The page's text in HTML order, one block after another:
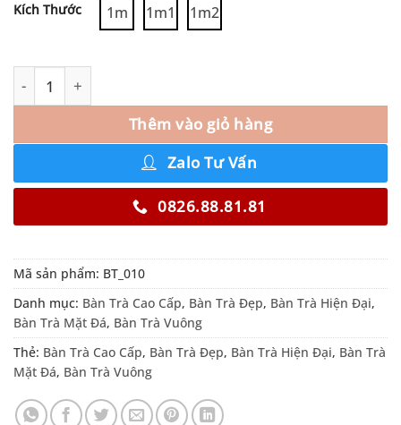
Kích Thước 1m 1m1 1m2
Thêm vào giỏ hàng
Zalo Tư Vấn
0826.88.81.81
Mã sản phẩm: BT_010
Danh mục: Bàn Trà Cao Cấp, Bàn Trà Đẹp, Bàn Trà Hiện Đại,
Bàn Trà Mặt Đá, Bàn Trà Vuông
Thẻ: Bàn Trà Cao Cấp, Bàn Trà Đẹp, Bàn Trà Hiện Đại, Bàn Trà
Mặt Đá, Bàn Trà Vuông